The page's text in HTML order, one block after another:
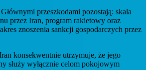
Głównymi przeszkodami pozostają: skala
przez Iran, program rakietowy oraz
znoszenia sankcji gospodarczych przez
konsekwentnie utrzymuje, że jego
służy wyłącznie celom pokojowym